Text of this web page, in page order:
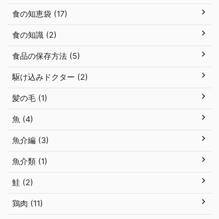
食の知恵袋 (17)
食の知識 (2)
食品の保存方法 (5)
駆け込みドクター (2)
髪の毛 (1)
魚 (4)
魚介編 (3)
魚介類 (1)
鮭 (2)
鶏肉 (11)